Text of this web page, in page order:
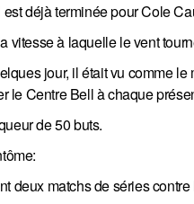
déjà terminée pour Cole
vitesse à laquelle le vent
jour, il était vu comme
le Centre Bell à chaque
de 50 buts.
deux matchs de séries